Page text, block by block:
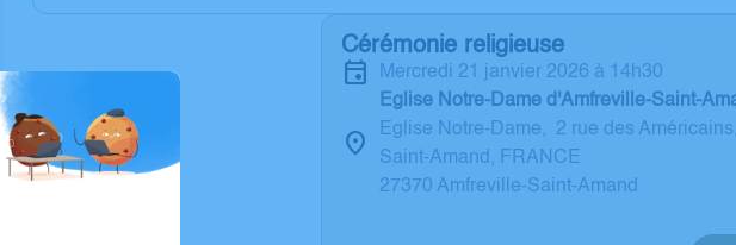
Cérémonie religieuse
mercredi 21 janvier 2026 à 14h30
Eglise Notre-Dame d'Amfreville-Saint-
Eglise Notre-Dame, 2 rue des
Saint-Amand, FRANCE
27370 Amfreville-Saint-Amand